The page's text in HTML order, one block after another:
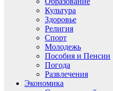
Культура
Здоровье
Религия
Спорт
Молодежь
Пособия и Пенсии
Погода
Развлечения
Экономика